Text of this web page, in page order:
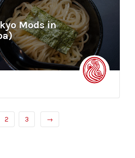
Mods in
2 3 →